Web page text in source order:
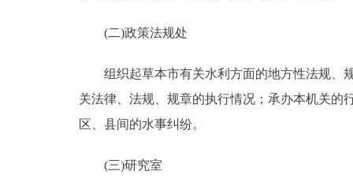
(二)政策法规处
组织起草本市有关水利方面的地方性法规、规
关法律、法规、规章的执行情况；承办本机关的
区、县间的水事纠纷。
(三)研究室